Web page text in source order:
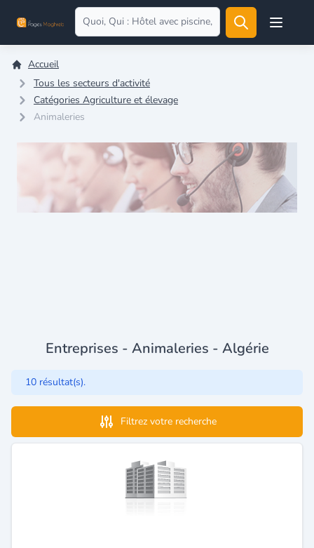
Open
Accueil
Tous les secteurs d'activité
Catégories Agriculture et élevage
Animaleries
Entreprises - Animaleries - Algérie
10 résultat(s).
Filtrez votre recherche